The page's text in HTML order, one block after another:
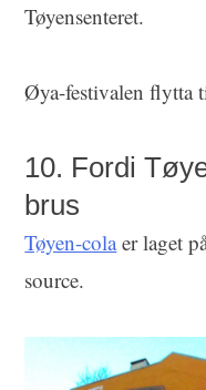
Tøyensenteret.
Øya-festivalen flytta
10. Fordi
brus
Tøyen-colaer laget
source.